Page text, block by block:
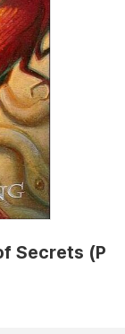
Secrets (P